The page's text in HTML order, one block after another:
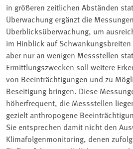
in größeren zeitlichen Abständen
Überwachung ergänzt die
Überblicksüberwachung, um
im Hinblick auf
aber nur an wenigen Messstellen
Ermittlungszwecken soll weitere
von Beeinträchtigungen und zu
Beseitigung bringen. Diese
höherfrequent, die Messstellen
gezielt anthropogene
Sie entsprechen damit nicht den
Klimafolgenmonitoring, denen